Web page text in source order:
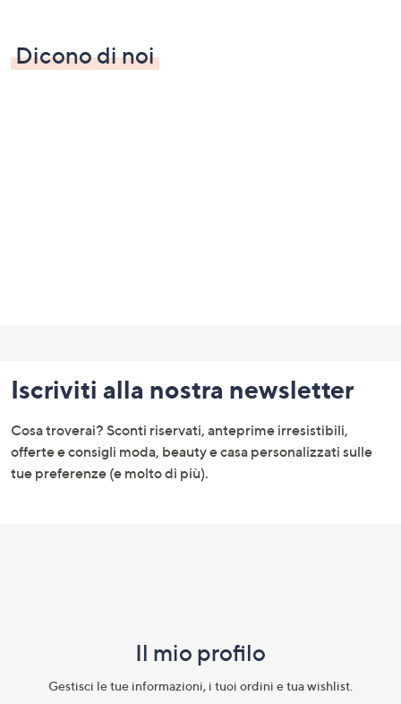
Dicono di noi
menu
e
informazioni
Iscriviti alla nostra newsletter
Cosa troverai? Sconti riservati, anteprime irresistibili,
offerte e consigli moda, beauty e casa personalizzati sulle
tue preferenze (e molto di più).
Il mio profilo​
Gestisci le tue informazioni, i tuoi ordini e tua wishlist.​